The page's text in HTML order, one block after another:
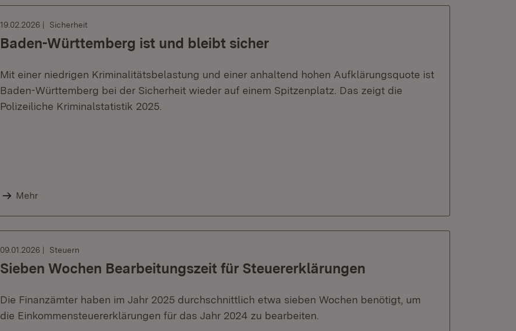
19.02.2026 Sicherheit
Baden-Württemberg ist und bleibt sicher
Mit einer niedrigen Kriminalitätsbelastung und einer anhaltend hohen Aufklärungsquote ist
Baden-Württemberg bei der Sicherheit wieder auf einem Spitzenplatz. Das zeigt die
Polizeiliche Kriminalstatistik 2025.
Mehr
09.01.2026 Steuern
Sieben Wochen Bearbeitungszeit für Steuererklärungen
Die Finanzämter haben im Jahr 2025 durchschnittlich etwa sieben Wochen benötigt, um
die Einkommensteuererklärungen für das Jahr 2024 zu bearbeiten.